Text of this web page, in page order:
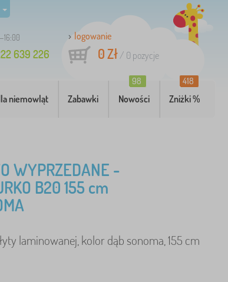
639 226
logowanie
0 Zł/ 0 pozycje
niemowląt Zabawki Nowości
98
Zniżki %
418
WYPRZEDANE -
B20 155 cm
laminowanej, kolor dąb sonoma, 155 cm